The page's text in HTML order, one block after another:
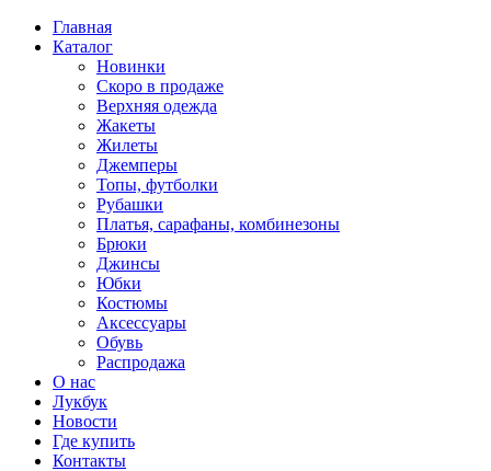
Главная
Каталог
Новинки
Скоро в продаже
Верхняя одежда
Жакеты
Жилеты
Джемперы
Топы, футболки
Рубашки
Платья, сарафаны, комбинезоны
Брюки
Джинсы
Юбки
Костюмы
Аксессуары
Обувь
Распродажа
О нас
Лукбук
Новости
Где купить
Контакты